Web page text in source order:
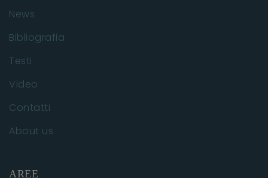
News
Bibliografia
Testi
Video
Contatti
About us
AREE